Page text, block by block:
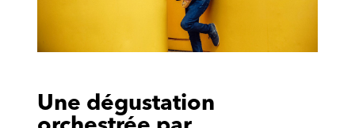
Une dégustation